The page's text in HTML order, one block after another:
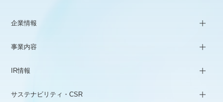
企業情報
事業内容
IR情報
サステナビリティ・CSR